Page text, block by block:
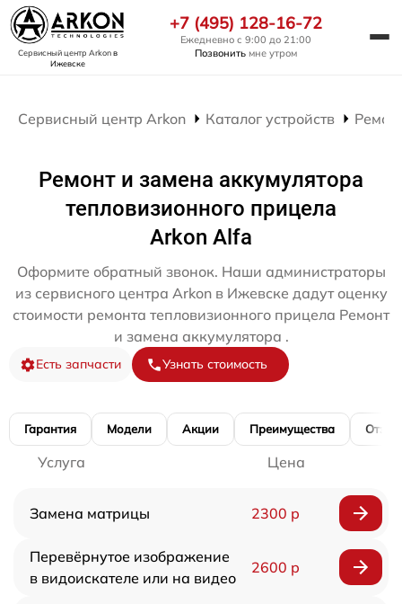
Сервисный центр Arkonв
Ижевске
+7 (495) 128-16-72
Ежедневно с 9:00 до 21:00
Позвонить мне утром
Сервисный центр Arkon Каталог устройств
Ремонт и замена аккумулятора
тепловизионного прицела
Arkon Alfa
Оформите обратный звонок. Наши администраторы
из сервисного центра Arkon в Ижевске дадут оценку
стоимости ремонта тепловизионного прицела Ремонт
и замена аккумулятора .
Есть запчасти Узнать стоимость
Гарантия Модели Акции Преимущества
Услуга Цена
Замена матрицы 2300 р
Перевёрнутое изображение
в видоискателе или на видео
2600 р